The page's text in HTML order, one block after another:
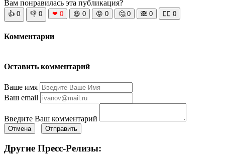
Вам понравилась эта публикация?
👍 0 👎 0 ❤ 0 😆 0 😡 0 🤔 0 🙈 0 🧘‍♀️ 0
Комментарии
Оставить комментарий
Ваше имя
Ваш email
Введите Ваш комментарий
Отмена Отправить
Другие Пресс-Релизы: